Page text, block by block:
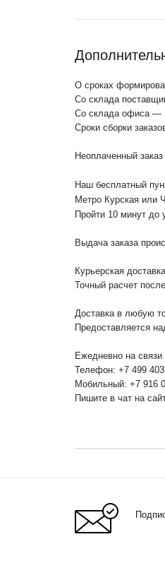
О сроках
Со склада
Со склада офиса —
Сроки сборки
Неоплаченный
Наш бесплатный
Метро Курская или
Пройти 10 минут до
Выдача заказа
Курьерская
Точный расчет
Доставка в любую
Предоставляется
Ежедневно на
Телефон: +7 499
Мобильный: +7 916
Пишите в чат на